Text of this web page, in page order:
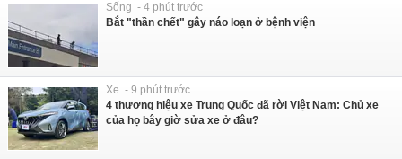
Sống - 4 phút trước
Bắt "thần chết" gây náo loạn ở bệnh viện
Xe - 9 phút trước
4 thương hiệu xe Trung Quốc đã rời Việt Nam: Chủ xe
của họ bây giờ sửa xe ở đâu?